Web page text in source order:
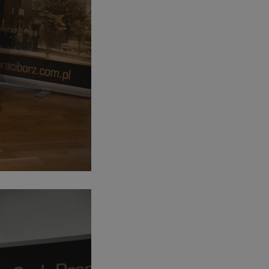
sesji.
sesji.
sesji.
ludzi i
internetowej,
ważnych raportów
internetowej.
identyfikatora
do usług
czy użytkownik
o zgodzie
dotyczących
z witryny.
prywatności
przestrzeganie